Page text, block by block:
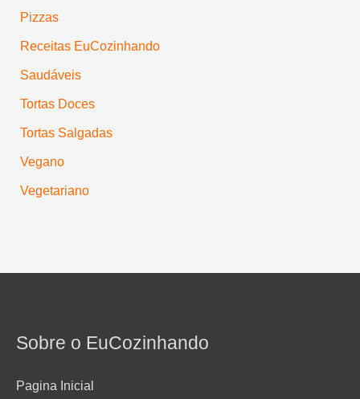
Pizzas
Receitas EuCozinhando
Saudáveis
Tortas Doces
Tortas Salgadas
Vegano
Vegetariano
Sobre o EuCozinhando
Pagina Inicial